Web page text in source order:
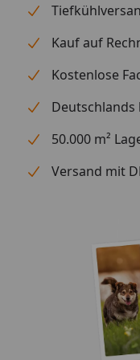
80,0 kg (*12 M.)
2 M. 345 g 380 g
4 M. 555 g 625 g
5 - 6 M. 600 g 685 g
9 - 12 M. 605 g 695
für
Kann sowohl
verfüttert werden.
Kauf auf
Kostenlose
50.000 m²
Versand mit